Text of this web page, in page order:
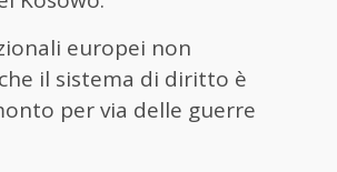
europei non
il sistema di diritto è
per via delle guerre